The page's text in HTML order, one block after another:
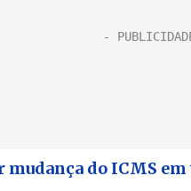
mudança do ICMS